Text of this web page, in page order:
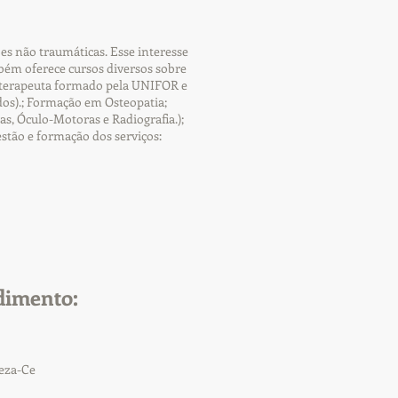
não traumáticas. Esse interesse
oferece cursos diversos sobre
formado pela UNIFOR e
Formação em Osteopatia;
Óculo-Motoras e Radiografia.);
e formação dos serviços:
Ce